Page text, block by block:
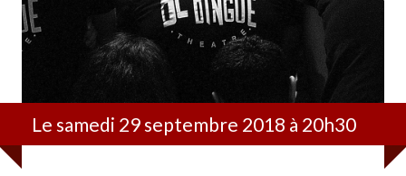
Le samedi 29 septembre 2018 à 20h30